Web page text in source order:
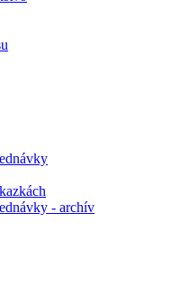
- archív